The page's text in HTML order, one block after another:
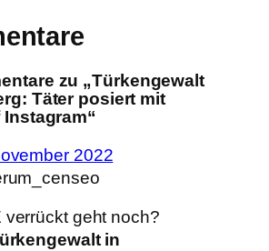
zu „Türkengewalt
Täter posiert mit
Instagram“
2022
verrückt geht noch?
in